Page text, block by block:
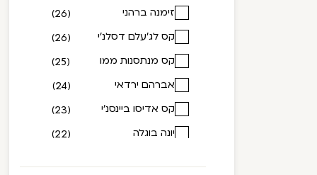
1999
(23)
2000
(12)
2001
(1)
2002
(4)
2004
(7)
2006
(1)
זימנה ברהני
(26)
קס לג'עלם דסלנ'י
(26)
קס מנתסנות ממו
(25)
אברהם ירדאי
(24)
קס אדיסו ביינסנ'י
(23)
יונה בוגלה
(22)